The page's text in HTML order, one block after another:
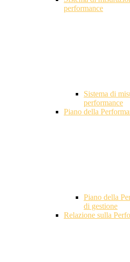
performance
Sistema di
performance
Piano della
Piano della
di gestione
Relazione sulla